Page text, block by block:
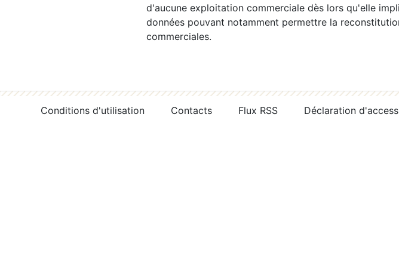
d'aucune exploitation commerciale dès lors qu'elle
données pouvant notamment permettre la
commerciales.
Conditions d'utilisation Contacts Flux RSS Déclaration